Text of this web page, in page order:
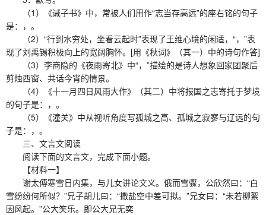
（1）《诫子书》中，常被人们用作“志当存高远”的座右铭的句子
是：，。
（2）“行到水穷处，坐看云起时”表现了王维心境的闲适，“，”表
现了刘禹锡积极向上的宽阔胸怀。[用《秋词》（其一）中的诗句作答]
（3）李商隐的《夜雨寄北》中“，”描绘的是诗人想象回家团聚后
剪烛西窗、共话今宵的情景。
（4）《十一月四日风雨大作》（其二）中将报国之志寄托于梦境
的句子是：，。
（5）《潼关》中从视听角度写孤城之高、孤城之寂寥与辽远的句
子是：，。
三、文言文阅读
阅读下面的文言文，完成下面小题。
【材料一】
谢太傅寒雪日内集，与儿女讲论文义。俄而雪骤，公欣然曰：“白
雪纷纷何所似？”兄子胡儿曰：“撒盐空中差可拟。”兄女曰：“未若柳絮
因风起。”公大笑乐。即公大兄无奕